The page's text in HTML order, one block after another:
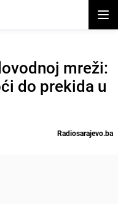
mreži:
do prekida u
Radiosarajevo.ba